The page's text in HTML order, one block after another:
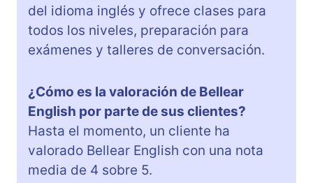
del idioma inglés y ofrece clases para
todos los niveles, preparación para
exámenes y talleres de conversación.
¿Cómo es la valoración de Bellear
English por parte de sus clientes?
Hasta el momento, un cliente ha
valorado Bellear English con una nota
media de 4 sobre 5.